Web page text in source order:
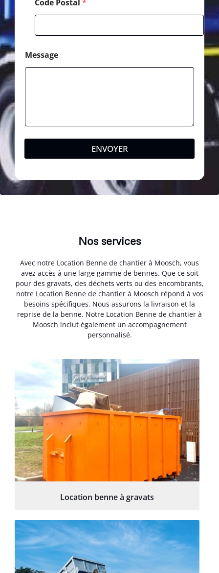
Code Postal *
Message
ENVOYER
Nos services
Avec notre Location Benne de chantier à Moosch, vous
avez accès à une large gamme de bennes. Que ce soit
pour des gravats, des déchets verts ou des encombrants,
notre Location Benne de chantier à Moosch répond à vos
besoins spécifiques. Nous assurons la livraison et la
reprise de la benne. Notre Location Benne de chantier à
Moosch inclut également un accompagnement
personnalisé.
Location benne à gravats